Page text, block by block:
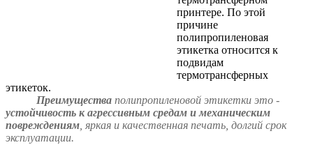
принтере. По этой
причине
полипропиленовая
этикетка относится к
подвидам
термотрансферных
этикеток.
Преимущества полипропиленовой этикетки это -
устойчивость к агрессивным средам и механическим
повреждениям , яркая и качественная печать, долгий срок
эксплуатации.